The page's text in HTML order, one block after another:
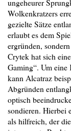
ungeheurer
Wolkenkratzers
gezielte Sätze
erlaubt es dem
ergründen,
Crytek hat sich
Gaming“. Um
kann Alcatraz
Abgründen
optisch
sondieren. Hierbei
als hilfreich, der